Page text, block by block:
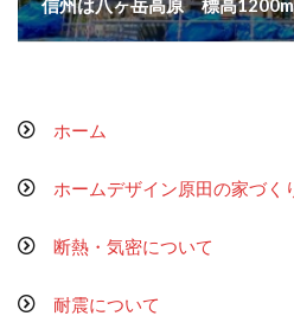
信州は八ヶ岳高原 標高
ホーム
ホームデザイン原田の家づく
断熱・気密について
耐震について